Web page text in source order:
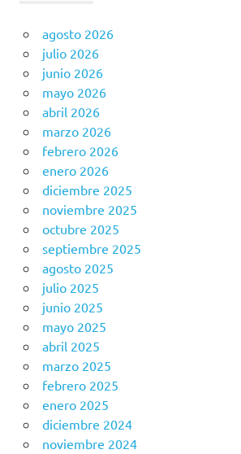
agosto 2026
julio 2026
junio 2026
mayo 2026
abril 2026
marzo 2026
febrero 2026
enero 2026
diciembre 2025
noviembre 2025
octubre 2025
septiembre 2025
agosto 2025
julio 2025
junio 2025
mayo 2025
abril 2025
marzo 2025
febrero 2025
enero 2025
diciembre 2024
noviembre 2024